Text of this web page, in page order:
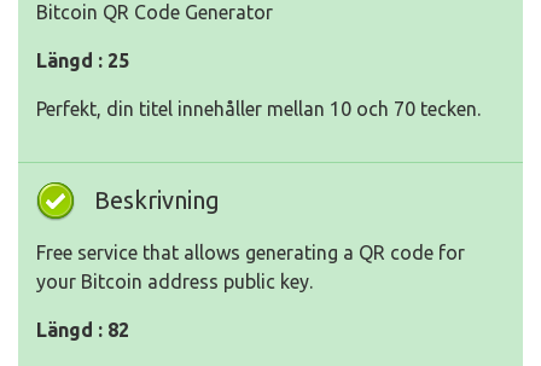
Bitcoin QR Code Generator
Längd : 25
Perfekt, din titel innehåller mellan 10 och 70 tecken.
Beskrivning
Free service that allows generating a QR code for
your Bitcoin address public key.
Längd : 82